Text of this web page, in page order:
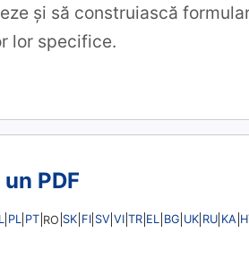
și să construiască
lor specifice.
PDF
PL PT RO SK FI SV VI TR EL BG UK RU KA